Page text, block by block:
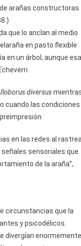
de arañas constructoras
que lo anclan al medio
en pasto flexible
en un árbol; aunque
diversus
cuando las condiciones
en las redes al
sensoriales que
de la araña”,
circunstancias que la
y psicodélicos.
divergían enormemente